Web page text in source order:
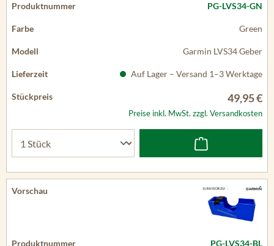
PG-LVS34-GN
Green
Garmin LVS34 Geber
Auf Lager – Versand 1–3 Werktage
49,95 €
Preise inkl. MwSt. zzgl. Versandkosten
PG-LVS34-BL